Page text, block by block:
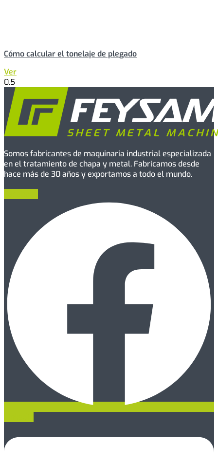
Cómo calcular el tonelaje de plegado
Ver
Somos fabricantes de maquinaria industrial especializada
en el tratamiento de chapa y metal. Fabricamos desde
hace más de 30 años y exportamos a todo el mundo.